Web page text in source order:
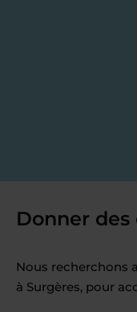
Donner des
Nous recherchons
à Surgères, pour